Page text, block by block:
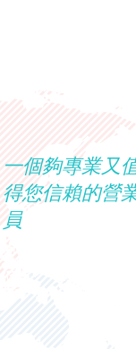
一個夠專業又
得您信賴的營
員